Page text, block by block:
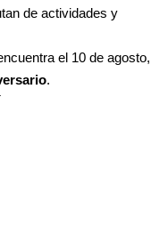
de actividades y
el 10 de agosto,
.